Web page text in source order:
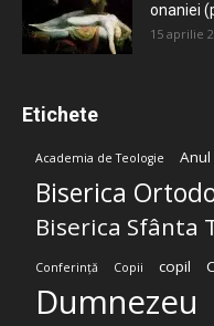
onaniei
15 aprilie
Etichete
Academia de Teologie
Biserica
Biserica Sfânta
Conferință Copii copil
Dumnezeu